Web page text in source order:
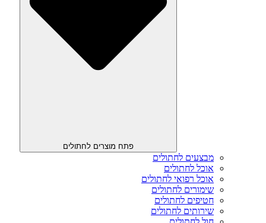
פתח מוצרים לחתולים
מבצעים לחתולים
אוכל לחתולים
אוכל רפואי לחתולים
שימורים לחתולים
חטיפים לחתולים
שירותים לחתולים